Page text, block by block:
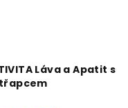
Láva a Apatit s